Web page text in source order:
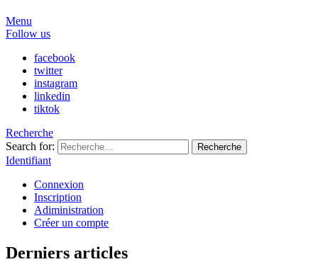
Menu
Follow us
facebook
twitter
instagram
linkedin
tiktok
Recherche
Search for:
Recherche
Identifiant
Connexion
Inscription
Adiministration
Créer un compte
Derniers articles